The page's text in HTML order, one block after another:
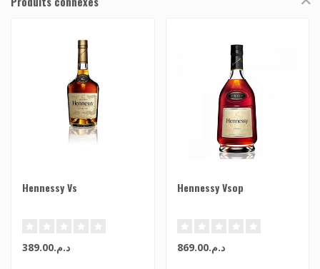
Hennessy Vs
د.م.389.00
Hennessy Vsop
د.م.869.00